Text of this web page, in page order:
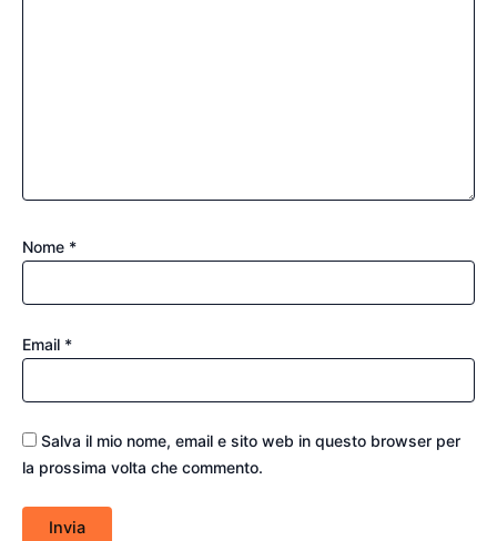
Nome *
Email *
Salva il mio nome, email e sito web in questo browser per
la prossima volta che commento.